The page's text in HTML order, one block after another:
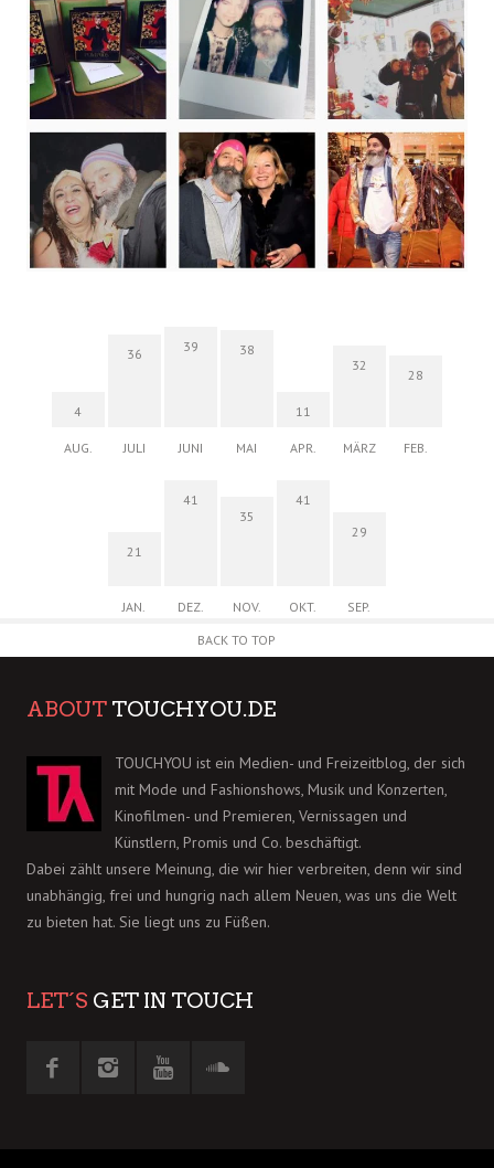
4
AUG.
36
JULI
39
JUNI
38
MAI
11
APR.
32
MÄRZ
28
FEB.
21
JAN.
41
DEZ.
35
NOV.
41
OKT.
29
SEP.
BACK TO TOP
ABOUT TOUCHYOU.DE
TOUCHYOU ist ein Medien- und Freizeitblog, der sich
mit Mode und Fashionshows, Musik und Konzerten,
Kinofilmen- und Premieren, Vernissagen und
Künstlern, Promis und Co. beschäftigt.
Dabei zählt unsere Meinung, die wir hier verbreiten, denn wir sind
unabhängig, frei und hungrig nach allem Neuen, was uns die Welt
zu bieten hat. Sie liegt uns zu Füßen.
LET´S GET IN TOUCH